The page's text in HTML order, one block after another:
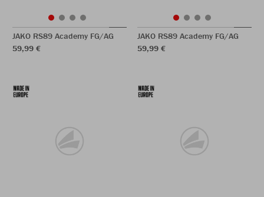
JAKO RS89 Academy FG/AG
59,99 €
JAKO RS89 Academy FG/AG
59,99 €